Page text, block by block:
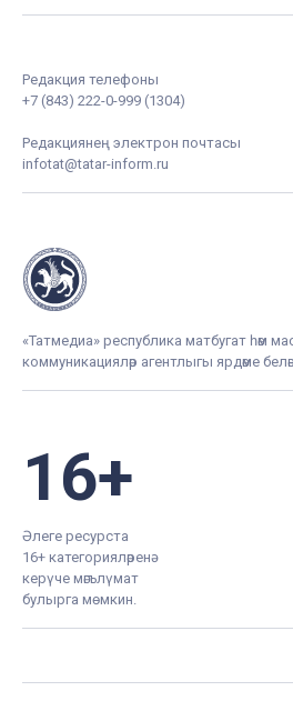
Редакция телефоны
+7 (843) 222-0-999 (1304)
Редакциянең электрон почтасы
infotat@tatar-inform.ru
«Татмедиа» республика матбугат һәм
коммуникацияләр агентлыгы ярдәме
16+
Әлеге ресурста
16+ категорияләренә
керүче мәгълүмат
булырга мөмкин.